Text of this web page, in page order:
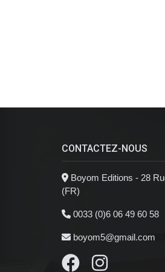
CONTACTEZ-NOUS
Boyom Editions - 28
(FR)
0033 (0)6 06 49 60 58
boyom5@gmail.com